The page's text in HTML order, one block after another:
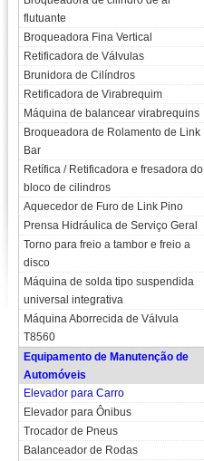
flutuante
Broqueadora Fina Vertical
Retificadora de Válvulas
Brunidora de Cilíndros
Retificadora de Virabrequim
Máquina de balancear virabrequins
Broqueadora de Rolamento de Link
Bar
Retífica / Retificadora e fresadora do
bloco de cilindros
Aquecedor de Furo de Link Pino
Prensa Hidráulica de Serviço Geral
Torno para freio a tambor e freio a
disco
Máquina de solda tipo suspendida
universal integrativa
Máquina Aborrecida de Válvula
T8560
Equipamento de Manutenção de
Automóveis
Elevador para Carro
Elevador para Ônibus
Trocador de Pneus
Balanceador de Rodas